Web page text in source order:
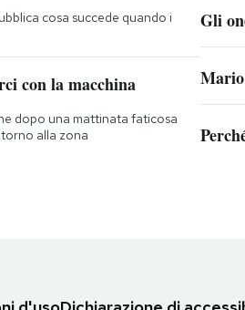
cosa succede quando i
con la macchina
dopo una mattinata faticosa
alla zona
Gli